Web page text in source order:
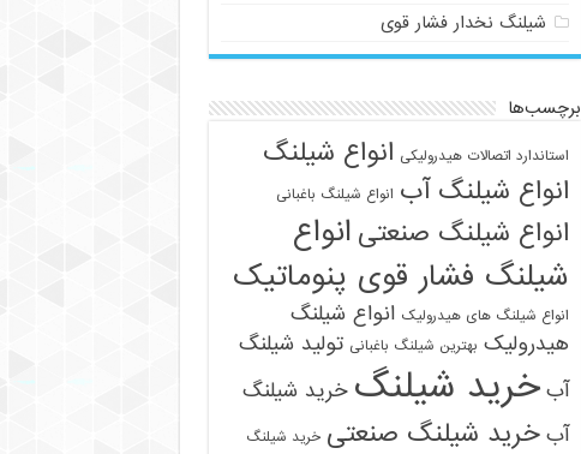
شیلنگ نخدار فشار قوی
برچسب‌ها
استاندارد اتصالات هیدرولیکی انواع شیلنگ
انواع شیلنگ آب انواع شیلنگ باغبانی
انواع شیلنگ صنعتی انواع
شیلنگ فشار قوی پنوماتیک
انواع شیلنگ های هیدرولیک انواع شیلنگ
هیدرولیک بهترین شیلنگ باغبانی تولید شیلنگ
آب خرید شیلنگ خرید شیلنگ
آب خرید شیلنگ صنعتی خرید شیلنگ